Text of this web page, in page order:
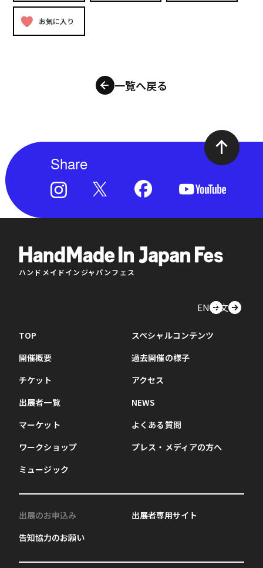
お気に入り
一覧へ戻る
Share
ハンドメイドインジャパンフェス
EN中文
TOP
開催概要
チケット
出展者一覧
マーケット
ワークショップ
ミュージック
スペシャルコンテンツ
過去開催の様子
アクセス
NEWS
よくある質問
プレス・メディアの方へ
出展のお申込み
告知協力のお願い
出展者専用サイト